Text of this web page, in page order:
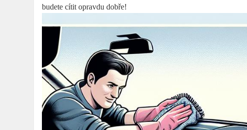
budete cítit opravdu dobře!